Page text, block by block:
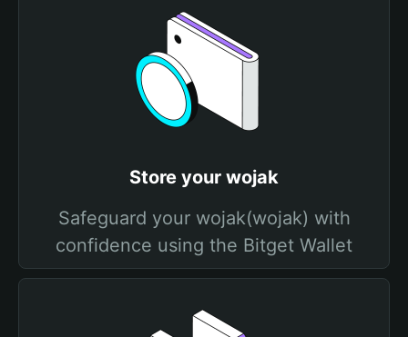
Store your wojak
Safeguard your wojak(wojak) with
confidence using the Bitget Wallet